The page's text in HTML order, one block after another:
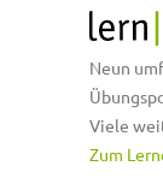
Neun
Viele
Zum